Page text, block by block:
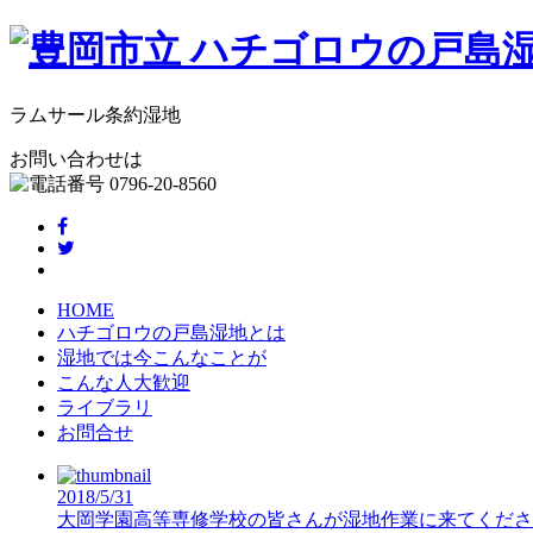
ラムサール条約湿地
お問い合わせは
HOME
ハチゴロウの戸島湿地とは
湿地では今こんなことが
こんな人大歓迎
ライブラリ
お問合せ
2018/5/31
大岡学園高等専修学校の皆さんが湿地作業に来てくださ